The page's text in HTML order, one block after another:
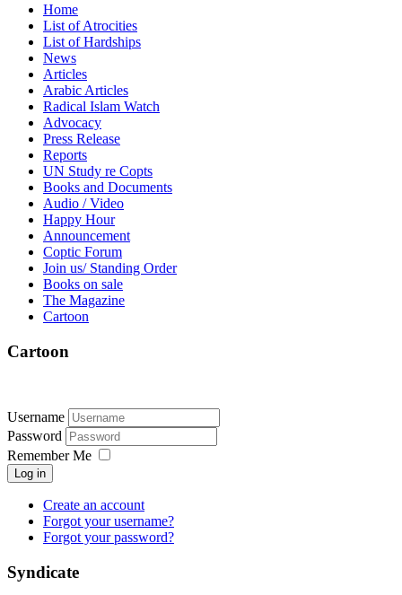
Home
List of Atrocities
List of Hardships
News
Articles
Arabic Articles
Radical Islam Watch
Advocacy
Press Release
Reports
UN Study re Copts
Books and Documents
Audio / Video
Happy Hour
Announcement
Coptic Forum
Join us/ Standing Order
Books on sale
The Magazine
Cartoon
Cartoon
Username
Password
Remember Me
Log in
Create an account
Forgot your username?
Forgot your password?
Syndicate